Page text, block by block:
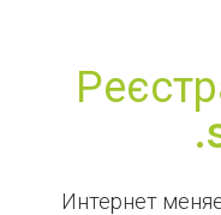
Интернет